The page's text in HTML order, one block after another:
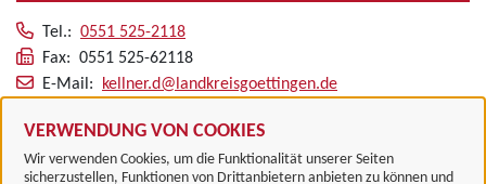
VERWENDUNG VON COOKIES
Wir verwenden Cookies, um die Funktionalität unserer Seiten
sicherzustellen, Funktionen von Drittanbietern anbieten zu können und
Tel.: 0551 525-2118
Fax: 0551 525-62118
E-Mail:
kellner.d@landkreisgoettingen.de
Alle zugeordneten Einrichtungen